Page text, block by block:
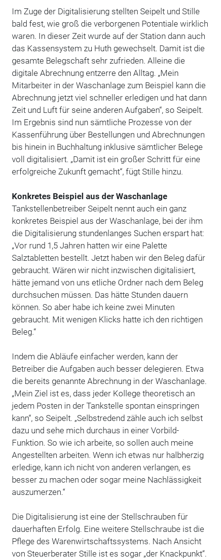
Im Zuge der Digitalisierung stellten Seipelt und Stille
bald fest, wie groß die verborgenen Potentiale wirklich
waren. In dieser Zeit wurde auf der Station dann auch
das Kassensystem zu Huth gewechselt. Damit ist die
gesamte Belegschaft sehr zufrieden. Alleine die
digitale Abrechnung entzerre den Alltag. „Mein
Mitarbeiter in der Waschanlage zum Beispiel kann die
Abrechnung jetzt viel schneller erledigen und hat dann
Zeit und Luft für seine anderen Aufgaben“, so Seipelt.
Im Ergebnis sind nun sämtliche Prozesse von der
Kassenführung über Bestellungen und Abrechnungen
bis hinein in Buchhaltung inklusive sämtlicher Belege
voll digitalisiert. „Damit ist ein großer Schritt für eine
erfolgreiche Zukunft gemacht“, fügt Stille hinzu.
Konkretes Beispiel aus der Waschanlage
Tankstellenbetreiber Seipelt nennt auch ein ganz
konkretes Beispiel aus der Waschanlage, bei der ihm
die Digitalisierung stundenlanges Suchen erspart hat:
„Vor rund 1,5 Jahren hatten wir eine Palette
Salztabletten bestellt. Jetzt haben wir den Beleg dafür
gebraucht. Wären wir nicht inzwischen digitalisiert,
hätte jemand von uns etliche Ordner nach dem Beleg
durchsuchen müssen. Das hätte Stunden dauern
können. So aber habe ich keine zwei Minuten
gebraucht. Mit wenigen Klicks hatte ich den richtigen
Beleg.“
Indem die Abläufe einfacher werden, kann der
Betreiber die Aufgaben auch besser delegieren. Etwa
die bereits genannte Abrechnung in der Waschanlage.
„Mein Ziel ist es, dass jeder Kollege theoretisch an
jedem Posten in der Tankstelle spontan einspringen
kann“, so Seipelt. „Selbstredend zähle auch ich selbst
dazu und sehe mich durchaus in einer Vorbild-
Funktion. So wie ich arbeite, so sollen auch meine
Angestellten arbeiten. Wenn ich etwas nur halbherzig
erledige, kann ich nicht von anderen verlangen, es
besser zu machen oder sogar meine Nachlässigkeit
auszumerzen.“
Die Digitalisierung ist eine der Stellschrauben für
dauerhaften Erfolg. Eine weitere Stellschraube ist die
Pflege des Warenwirtschaftssystems. Nach Ansicht
von Steuerberater Stille ist es sogar „der Knackpunkt“.